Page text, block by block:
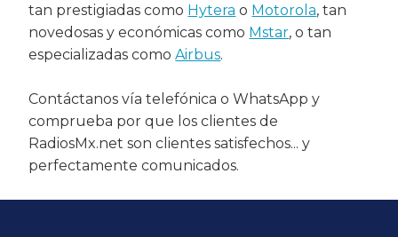
tan prestigiadas como Hytera o Motorola, tan
novedosas y económicas como Mstar, o tan
especializadas comoAirbus.
Contáctanos vía telefónica o WhatsApp y
comprueba por que los clientes de
RadiosMx.net son clientes satisfechos... y
perfectamente comunicados.